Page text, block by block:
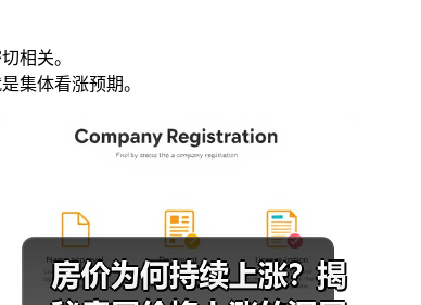
相关。
集体看涨预期。